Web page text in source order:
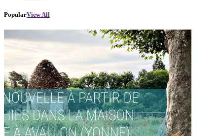
PopularView All